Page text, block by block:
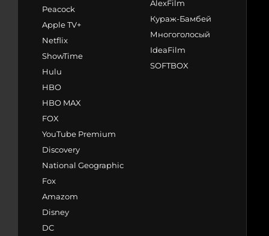
Peacock
Apple TV+
Netflix
ShowTime
Hulu
HBO
HBO MAX
FOX
YouTube Premium
Discovery
National Geographic
Fox
Amazom
Disney
DC
AlexFilm
Кураж-Бамбей
Многоголосый
IdeaFilm
SOFTBOX